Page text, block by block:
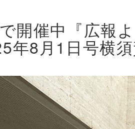
開催中『広報
年8月1日号横須